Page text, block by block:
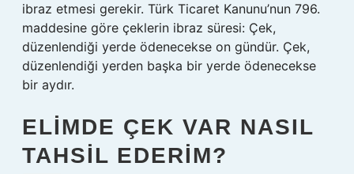
ibraz etmesi gerekir. Türk Ticaret Kanunu’nun 796.
maddesine göre çeklerin ibraz süresi: Çek,
düzenlendiği yerde ödenecekse on gündür. Çek,
düzenlendiği yerden başka bir yerde ödenecekse
bir aydır.
ELIMDE ÇEK VAR NASIL
TAHSIL EDERIM?